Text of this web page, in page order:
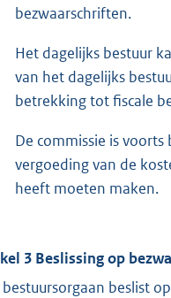
bezwaarschriften.
Het dagelijks bestuur
van het dagelijks
betrekking tot fiscale
De commissie is
vergoeding van de
heeft moeten maken.
3 Beslissing op
beslist